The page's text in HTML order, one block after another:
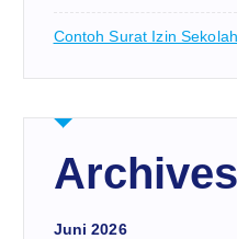
Contoh Surat Izin
Archives
Juni 2026